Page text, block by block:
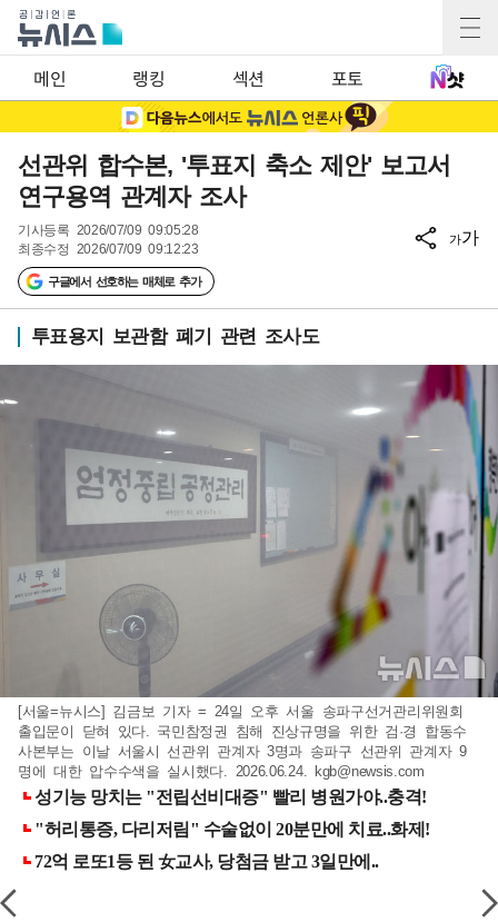
메인 랭킹 섹션 포토
선관위 합수본, '투표지 축소 제안' 보고서
연구용역 관계자 조사
기사등록 2026/07/09 09:05:28
최종수정 2026/07/09 09:12:23
구글에서 선호하는 매체로 추가
가가
투표용지 보관함 폐기 관련 조사도
[서울=뉴시스] 김금보 기자 = 24일 오후 서울 송파구선거관리위원회
출입문이 닫혀 있다. 국민참정권 침해 진상규명을 위한 검·경 합동수
사본부는 이날 서울시 선관위 관계자 3명과 송파구 선관위 관계자 9
명에 대한 압수수색을 실시했다. 2026.06.24. kgb@newsis.com